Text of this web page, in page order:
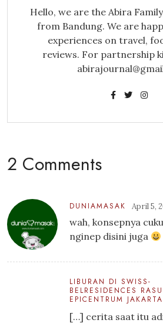
Hello, we are the Abira
from Bandung. We are
experiences on travel,
reviews. For partnership
2 Comments
DUNIAMASAK April 5,
wah, konsepnya
nginep disini juga
LIBURAN DI SWISS-
BELRESIDENCES
EPICENTRUM JAKARTA
[…] cerita saat itu